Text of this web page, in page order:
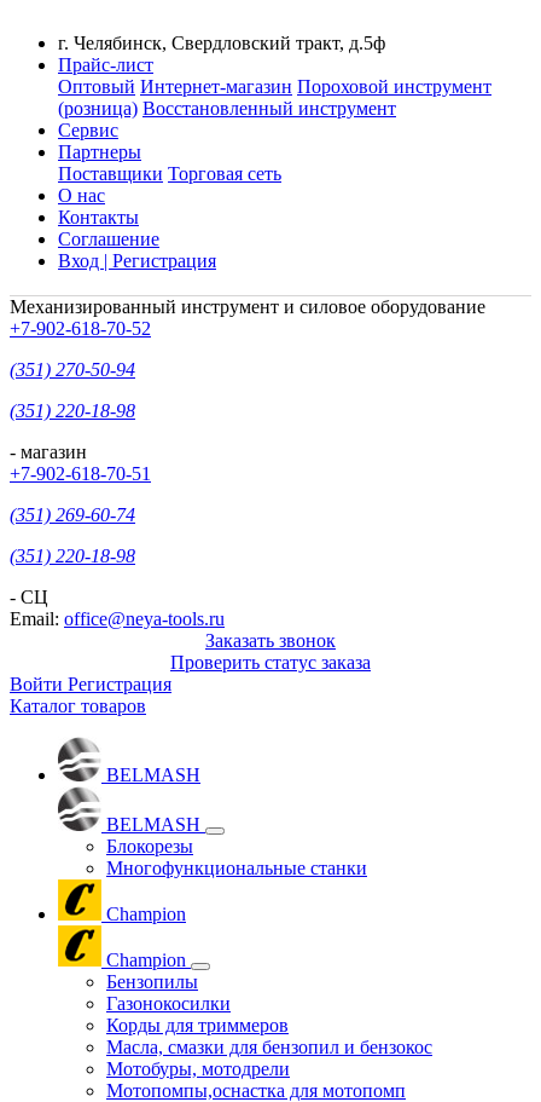
г. Челябинск, Свердловский тракт, д.5ф
Прайс-лист
Оптовый Интернет-магазин Пороховой инструмент
(розница) Восстановленный инструмент
Сервис
Партнеры
Поставщики Торговая сеть
О нас
Контакты
Соглашение
Вход | Регистрация
Механизированный инструмент и силовое оборудование
+7-902-618-70-52
(351) 270-50-94
(351) 220-18-98
- магазин
+7-902-618-70-51
(351) 269-60-74
(351) 220-18-98
- СЦ
Email: office@neya-tools.ru
Заказать звонок
Проверить статус заказа
Войти Регистрация
Каталог товаров
BELMASH
BELMASH
Блокорезы
Многофункциональные станки
Champion
Champion
Бензопилы
Газонокосилки
Корды для триммеров
Масла, смазки для бензопил и бензокос
Мотобуры, мотодрели
Мотопомпы,оснастка для мотопомп